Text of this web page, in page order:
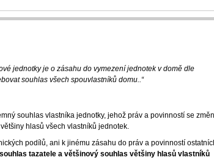
jednotky je o zásahu do vymezení jednotek v domě dle
souhlas všech spouvlastníků domu..“
souhlas vlastníka jednotky, jehož práv a povinností se
hlasů všech vlastníků jednotek.
podílů, ani k jinému zásahu do práv a povinností
tazatele a většinový souhlas většiny hlasů vlastníků